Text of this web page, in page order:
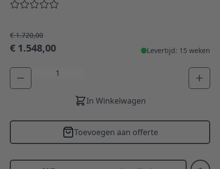
€ 1.720,00
€ 1.548,00 Levertijd: 15 weken
Aantal
In Winkelwagen
Toevoegen aan offerte